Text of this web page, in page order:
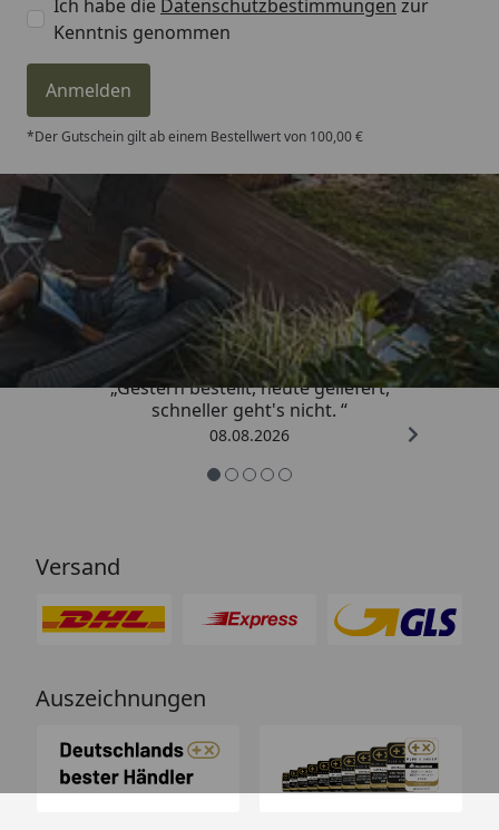
Ich habe die Datenschutzbestimmungen zur
Kenntnis genommen
Anmelden
*Der Gutschein gilt ab einem Bestellwert von 100,00 €
Trusted Shops
4,81/ 5
„Gestern bestellt, heute geliefert,
schneller geht's nicht. “
08.08.2026
Versand
Auszeichnungen